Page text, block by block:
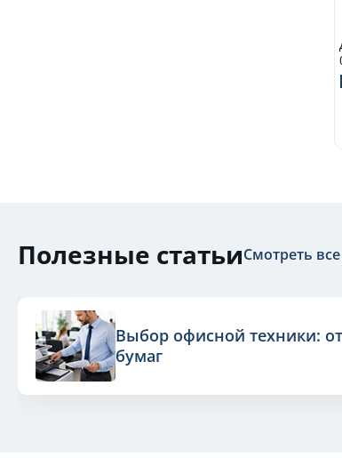
Полезные статьиСмотреть все
Выбор офисной техники:
бумаг